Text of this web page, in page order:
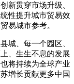
新贯穿市场升级、
性提升城市贸易效
易城市参考。
、每一个园区、
、生生不息的发展
将持续为全球产业
增长贡献更多中国